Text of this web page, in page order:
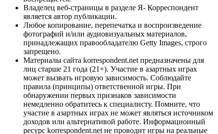
Владелец веб-страницы в разделе Я- Корреспондент
является автор публикации.
Любое копирование, перепечатка и воспроизведение
фотографий и/или аудиовизуальных материалов,
принадлежащих правообладателю Getty Images, строго
запрещено.
Материалы сайта korrespondent.net предназначены для
лиц старше 21 года (21+). Участие в азартных играх
может вызвать игровую зависимость. Соблюдайте
правила (принципы) ответственной игры. При
обнаружении первых признаков зависимости
немедленно обратитесь к специалисту. Помните, что
участие в азартных играх не может являться источником
доходов или альтернативой работе. Информационный
ресурс korrespondent.net не проводит игры на реальные